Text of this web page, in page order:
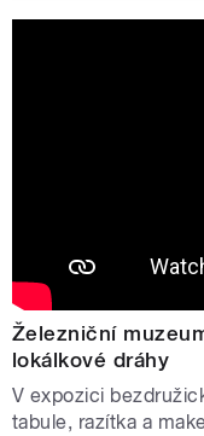
Železniční
lokálkové dráhy
V expozici
tabule, razítka a